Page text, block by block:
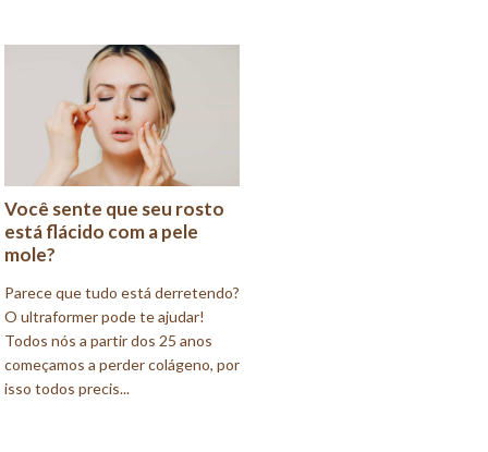
Você sente que seu rosto
está flácido com a pele
mole?
Parece que tudo está derretendo?
O ultraformer pode te ajudar!
Todos nós a partir dos 25 anos
começamos a perder colágeno, por
isso todos precis...